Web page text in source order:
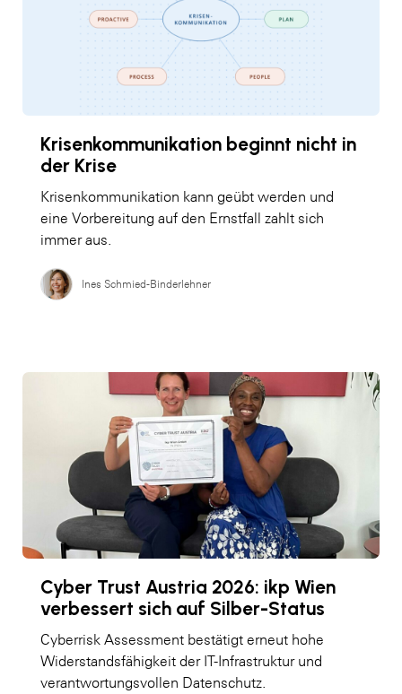
Krisenkommunikation beginnt nicht in
der Krise
Krisenkommunikation kann geübt werden und
eine Vorbereitung auf den Ernstfall zahlt sich
immer aus.
Ines Schmied-Binderlehner
Cyber Trust Austria 2026: ikp Wien
verbessert sich auf Silber-Status
Cyberrisk Assessment bestätigt erneut hohe
Widerstandsfähigkeit der IT-Infrastruktur und
verantwortungsvollen Datenschutz.